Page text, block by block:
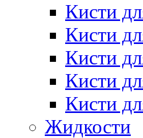
Кисти
Кисти
Кисти
Кисти
Кисти
Жидкости